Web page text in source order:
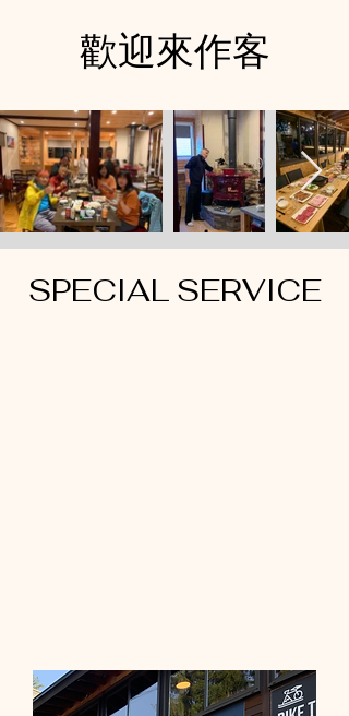
歡迎來作客
SPECIAL SERVICE